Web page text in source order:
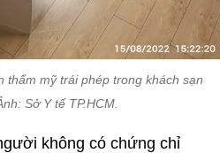
thẩm mỹ trái phép trong khách sạn
Sở Y tế TP.HCM.
không có chứng chỉ